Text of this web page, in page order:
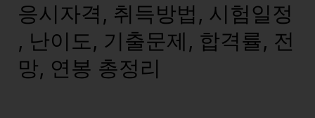
응시자격, 취득방법, 시험일정
, 난이도, 기출문제, 합격률, 전
망, 연봉 총정리